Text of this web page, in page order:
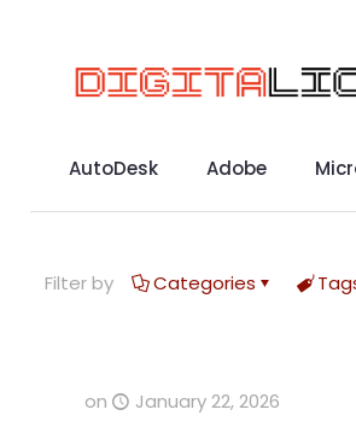
AutoDesk Adobe
Filter by Categories
on January 22, 2026